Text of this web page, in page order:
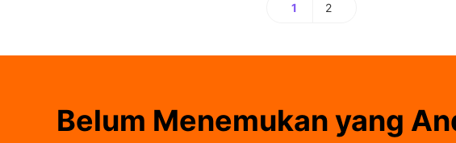
Halaman
1 2
Belum Menemukan yang